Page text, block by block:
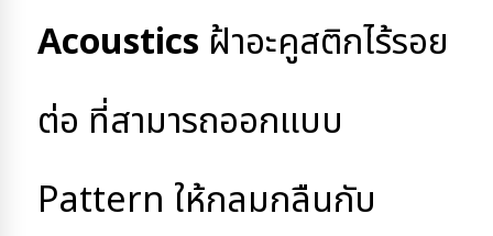
Acoustics ฝ้าอะคูสติกไร้รอย
ต่อ ที่สามารถออกแบบ
Pattern ให้กลมกลืนกับ